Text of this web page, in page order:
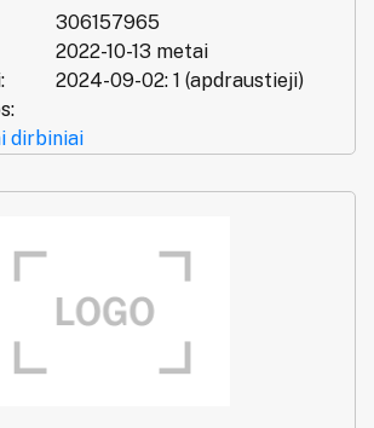
306157965
2022-10-13 metai
2024-09-02: 1 (apdraustieji)
dirbiniai